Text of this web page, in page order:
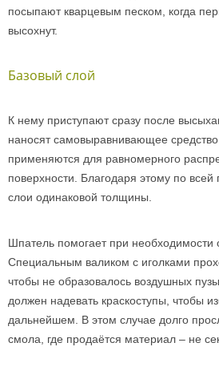
посыпают кварцевым песком, когда
высохнут.
Базовый слой
К нему приступают сразу после
наносят самовыравнивающее
применяются для равномерного
поверхности. Благодаря этому по
слои одинаковой толщины.
Шпатель помогает при необходимости
Специальным валиком с иголками
чтобы не образовалось воздушных
должен надевать краскоступы, чтобы
дальнейшем. В этом случае долго
смола, где продаётся материал – не